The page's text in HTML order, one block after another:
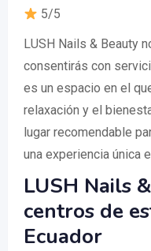
5/5
LUSH Nails & Beauty
consentirás con
es un espacio en el
relaxación y el
lugar recomendable
una experiencia única
LUSH Nails
centros de
Ecuador